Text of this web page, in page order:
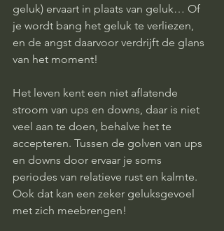
geluk) ervaart in plaats van geluk… Of
je wordt bang het geluk te verliezen,
en de angst daarvoor verdrijft de glans
van het moment!
Het leven kent een niet aflatende
stroom van ups en downs, daar is niet
veel aan te doen, behalve het te
accepteren. Tussen de golven van ups
en downs door ervaar je soms
periodes van relatieve rust en kalmte.
Ook dat kan een zeker geluksgevoel
met zich meebrengen!